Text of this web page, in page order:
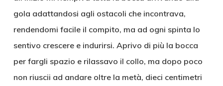
gola adattandosi agli ostacoli che incontrava,
rendendomi facile il compito, ma ad ogni spinta lo
sentivo crescere e indurirsi. Aprivo di più la bocca
per fargli spazio e rilassavo il collo, ma dopo poco
non riuscii ad andare oltre la metà, dieci centimetri